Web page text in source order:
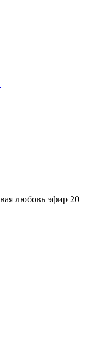
любовь эфир 20